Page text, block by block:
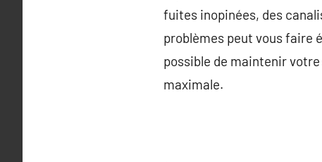
fuites inopinées, des
problèmes peut vous faire
possible de maintenir
maximale.